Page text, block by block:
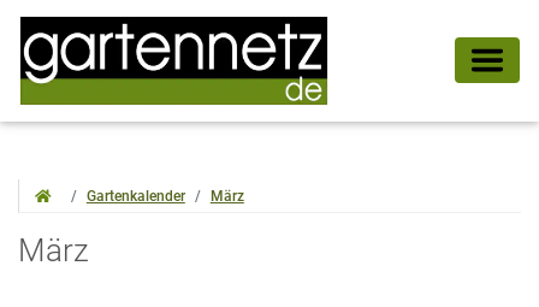
Gartenkalender März
März